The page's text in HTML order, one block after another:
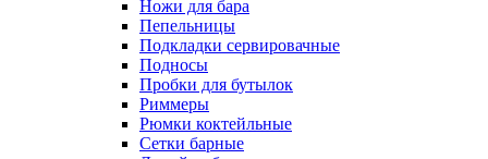
Ножи для бара
Пепельницы
Подкладки сервировачные
Подносы
Пробки для бутылок
Риммеры
Рюмки коктейльные
Сетки барные